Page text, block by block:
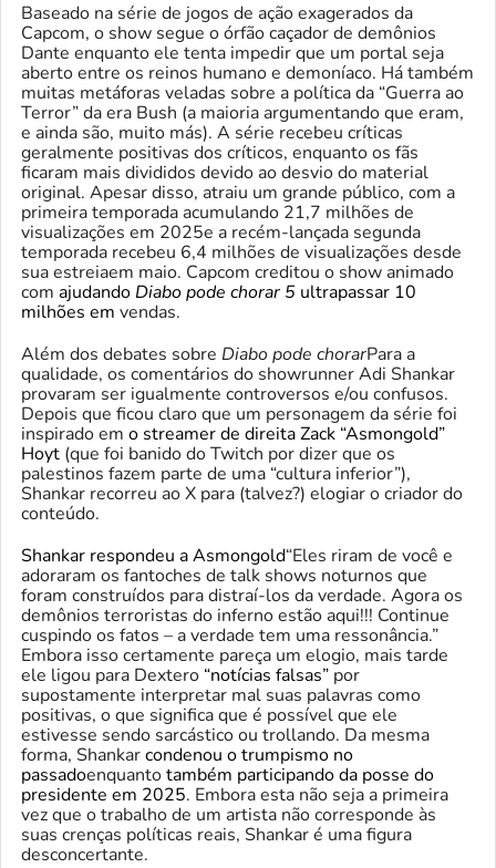
Baseado na série de jogos de ação exagerados da
Capcom, o show segue o órfão caçador de demônios
Dante enquanto ele tenta impedir que um portal seja
aberto entre os reinos humano e demoníaco. Há também
muitas metáforas veladas sobre a política da “Guerra ao
Terror” da era Bush (a maioria argumentando que eram,
e ainda são, muito más). A série recebeu críticas
geralmente positivas dos críticos, enquanto os fãs
ficaram mais divididos devido ao desvio do material
original. Apesar disso, atraiu um grande público, com a
primeira temporada acumulando 21,7 milhões de
visualizações em 2025e a recém-lançada segunda
temporada recebeu 6,4 milhões de visualizações desde
sua estreiaem maio. Capcom creditou o show animado
com ajudando Diabo pode chorar 5 ultrapassar 10
milhões em vendas.
Além dos debates sobre Diabo pode chorarPara a
qualidade, os comentários do showrunner Adi Shankar
provaram ser igualmente controversos e/ou confusos.
Depois que ficou claro que um personagem da série foi
inspirado em o streamer de direita Zack “Asmongold”
Hoyt (que foi banido do Twitch por dizer que os
palestinos fazem parte de uma “cultura inferior”),
Shankar recorreu ao X para (talvez?) elogiar o criador do
conteúdo.
Shankar respondeu a Asmongold“Eles riram de você e
adoraram os fantoches de talk shows noturnos que
foram construídos para distraí-los da verdade. Agora os
demônios terroristas do inferno estão aqui!!! Continue
cuspindo os fatos – a verdade tem uma ressonância.”
Embora isso certamente pareça um elogio, mais tarde
ele ligou para Dextero “notícias falsas” por
supostamente interpretar mal suas palavras como
positivas, o que significa que é possível que ele
estivesse sendo sarcástico ou trollando. Da mesma
forma, Shankarcondenou o trumpismo no
passadoenquantotambém participando da posse do
presidente em 2025. Embora esta não seja a primeira
vez que o trabalho de um artista não corresponde às
suas crenças políticas reais, Shankar é uma figura
desconcertante.